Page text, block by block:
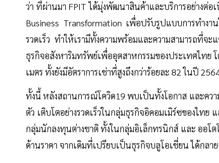
ว่า ที่ผ่านมา FPIT ได้มุ่งพัฒนาสินค้าและบริการอย่างต่อ
Business Transformation เพื่อปรับรูปแบบการทำงา
รวดเร็ว ทำให้เรามีทั้งความพร้อมและความสามารถที่
ธุรกิจอสังหาริมทรัพย์เพื่ออุตสาหกรรมของประเทศไทย
เมตร ทั้งยังมีอัตราการเช่าที่สูงถึงกว่าร้อยละ 82 ในปี
ทั้งนี้ หลังสถานการณ์โควิด19 พบเป็นทั้งโอกาส และคว
ตัว เติบโตอย่างรวดเร็วในกลุ่มธุรกิจอิคอมเมิร์ซของไท
กลุ่มนักลงทุนต่างชาติ ทั้งในกลุ่มอิเล็กทรนิกส์ และ ออโ
ด้านราคา จากเดิมที่เปรียบเป็นธุรกิจบลูโอเชี่ยน ได้กล